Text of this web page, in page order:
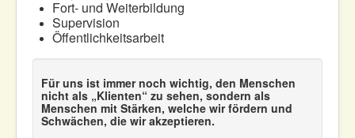
Fort- und Weiterbildung
Supervision
Öffentlichkeitsarbeit
Für uns ist immer noch wichtig, den Menschen
nicht als „Klienten“ zu sehen, sondern als
Menschen mit Stärken, welche wir fördern und
Schwächen, die wir akzeptieren.